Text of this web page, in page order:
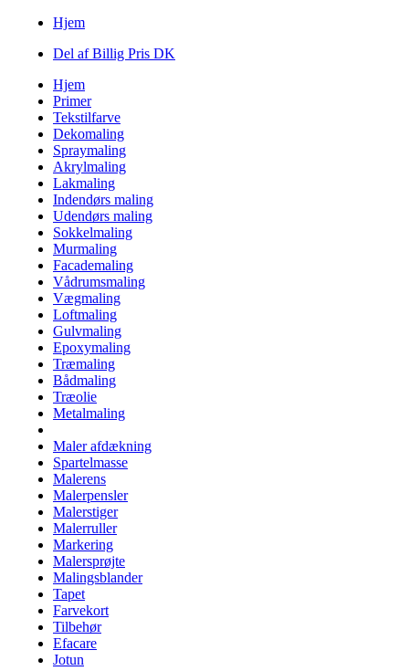
Hjem
Del af Billig Pris DK
Hjem
Primer
Tekstilfarve
Dekomaling
Spraymaling
Akrylmaling
Lakmaling
Indendørs maling
Udendørs maling
Sokkelmaling
Murmaling
Facademaling
Vådrumsmaling
Vægmaling
Loftmaling
Gulvmaling
Epoxymaling
Træmaling
Bådmaling
Træolie
Metalmaling
Maler afdækning
Spartelmasse
Malerens
Malerpensler
Malerstiger
Malerruller
Markering
Malersprøjte
Malingsblander
Tapet
Farvekort
Tilbehør
Efacare
Jotun